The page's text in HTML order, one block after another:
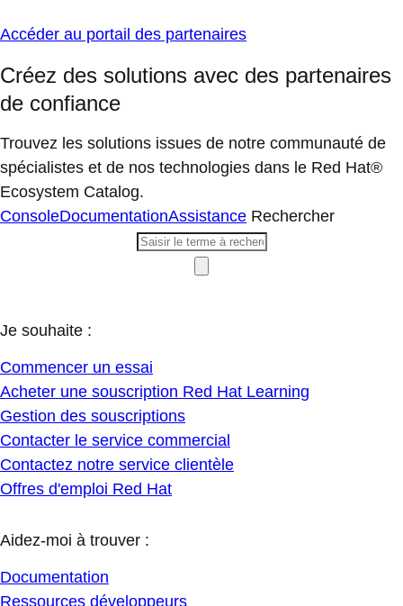
Accéder au portail des partenaires
Créez des solutions avec des partenaires
de confiance
Trouvez les solutions issues de notre communauté de
spécialistes et de nos technologies dans le Red Hat®
Ecosystem Catalog.
ConsoleDocumentationAssistance Rechercher
Je souhaite :
Commencer un essai
Acheter une souscription Red Hat Learning
Gestion des souscriptions
Contacter le service commercial
Contactez notre service clientèle
Offres d'emploi Red Hat
Aidez-moi à trouver :
Documentation
Ressources développeurs